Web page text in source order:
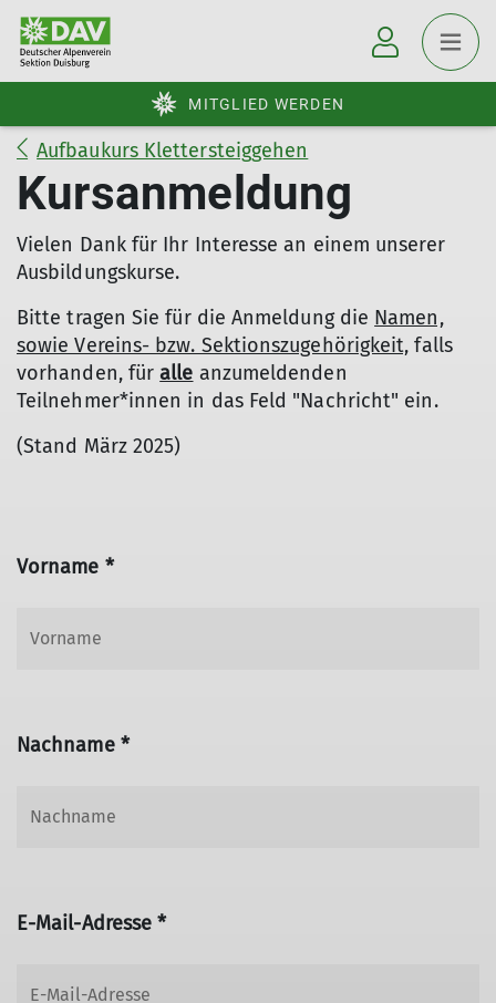
MITGLIED WERDEN
Aufbaukurs Klettersteiggehen
Kursanmeldung
Vielen Dank für Ihr Interesse an einem unserer
Ausbildungskurse.
Bitte tragen Sie für die Anmeldung die Namen,
sowie Vereins- bzw. Sektionszugehörigkeit, falls
vorhanden, füralle anzumeldenden
Teilnehmer*innen in das Feld "Nachricht" ein.
(Stand März 2025)
Vorname *
Nachname *
E-Mail-Adresse *